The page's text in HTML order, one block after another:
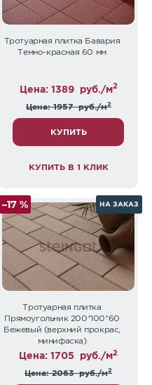
Тротуарная плитка Бавария
Темно-красная 60 мм
Цена: 1389 руб./м2
Цена: 1957руб./м2
КУПИТЬ
КУПИТЬ В 1 КЛИК
–17 % НА ЗАКАЗ
Тротуарная плитка
Прямоугольник 200*100*60
Бежевый (верхний прокрас,
минифаска)
Цена: 1705 руб./м2
Цена: 2063руб./м2